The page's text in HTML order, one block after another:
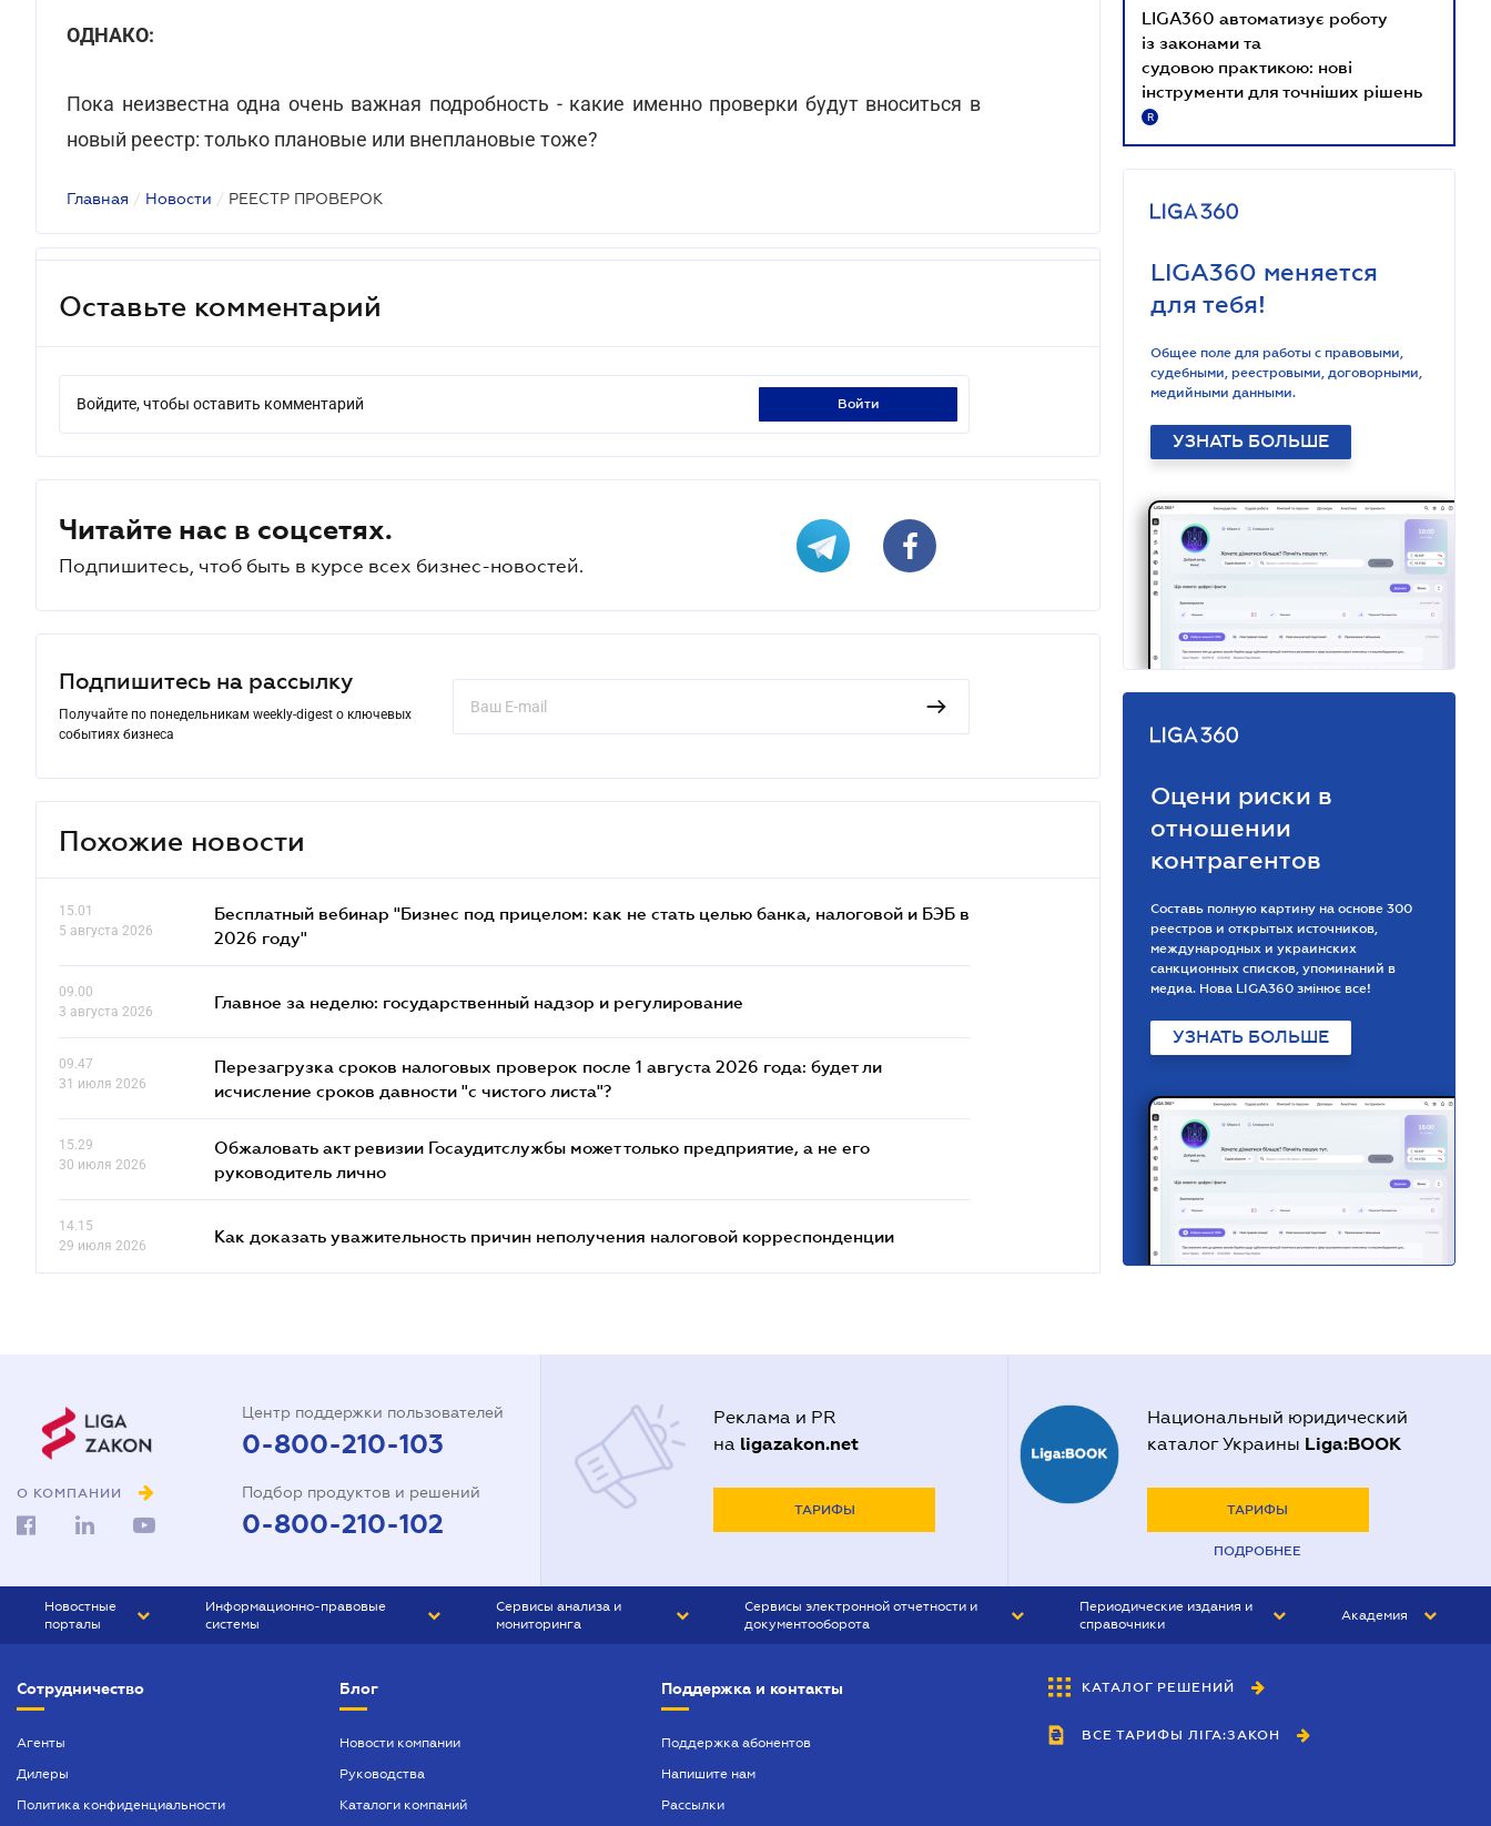
ОДНАКО:
Пока неизвестна одна очень важная подробность - какие именно проверки будут вноситься в
новый реестр: только плановые или внеплановые тоже?
Главная / Новости / РЕЕСТР ПРОВЕРОК
Оставьте комментарий
Войдите, чтобы оставить комментарий войти
Читайте нас в соцсетях.
Подпишитесь, чтоб быть в курсе всех бизнес-новостей.
Подпишитесь на рассылку
Получайте по понедельникам weekly-digest о ключевых
событиях бизнеса
Похожие новости
15.01
5 августа 2026
Бесплатный вебинар "Бизнес под прицелом: как не стать целью банка, налоговой и БЭБ в
2026 году"
09.00
3 августа 2026
Главное за неделю: государственный надзор и регулирование
09.47
31 июля 2026
Перезагрузка сроков налоговых проверок после 1 августа 2026 года: будет ли
исчисление сроков давности "с чистого листа"?
15.29
30 июля 2026
Обжаловать акт ревизии Госаудитслужбы может только предприятие, а не его
руководитель лично
14.15
29 июля 2026
Как доказать уважительность причин неполучения налоговой корреспонденции
LIGA360 автоматизує роботу
із законами та
судовою практикою: нові
інструменти для точніших рішень
R
LIGA360 меняется
для тебя!
Общее поле для работы с правовыми,
судебными, реестровыми, договорными,
медийными данными.
УЗНАТЬ БОЛЬШЕ
Оцени риски в
отношении
контрагентов
Составь полную картину на основе 300
реестров и открытых источников,
международных и украинских
санкционных списков, упоминаний в
медиа. Нова LIGA360 змінює все!
УЗНАТЬ БОЛЬШЕ
О КОМПАНИИ
Центр поддержки пользователей
0-800-210-103
Подбор продуктов и решений
0-800-210-102
Реклама и PR
на ligazakon.net
ТАРИФЫ
Национальный юридический
каталог Украины Liga:BOOK
ТАРИФЫ
ПОДРОБНЕЕ
Новостные
порталы
БИЗНЕС
Информационно-правовые
системы
БУХГАЛТЕР ПРОФ
ЮРИСТ ПРОФ
Сервисы анализа и
мониторинга
Сервисы электронной отчетности и
документооборота
Периодические издания и
справочники
БУХГАЛТЕР&ЗАКОН
ВЕСТНИК МСФО
Академия
Сотрудничество
Агенты
Дилеры
Политика конфиденциальности
Блог
Новости компании
Руководства
Каталоги компаний
Поддержка и контакты
Поддержка абонентов
Напишите нам
Рассылки
КАТАЛОГ РЕШЕНИЙ
ВСЕ ТАРИФЫ ЛІГА:ЗАКОН